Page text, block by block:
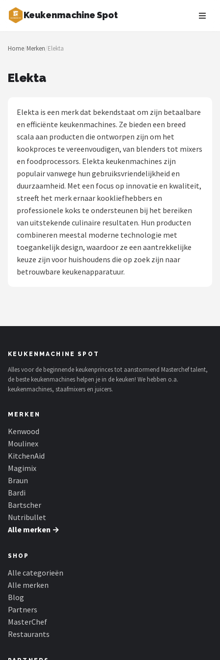
Keukenmachine Spot
Zoeken
NAVIGATIE
Blog
MasterChef
Restaurants
Keukenmachines
Staafmixers
Juicers
Shop
Magimix
Bardi
Bartscher
Nutribullet
KitchenBrothers
Philips
Home/Merken/Elekta
Elekta
Elekta is een merk dat bekendstaat om zijn betaalbare
en efficiënte keukenmachines. Ze bieden een breed
scala aan producten die ontworpen zijn om het
kookproces te vereenvoudigen, van blenders tot mixers
en foodprocessors. Elekta keukenmachines zijn
populair vanwege hun gebruiksvriendelijkheid en
duurzaamheid. Met een focus op innovatie en kwaliteit,
streeft het merk ernaar kookliefhebbers en
professionele koks te ondersteunen bij het bereiken
van uitstekende culinaire resultaten. Hun producten
combineren meestal moderne technologie met
toegankelijk design, waardoor ze een aantrekkelijke
keuze zijn voor huishoudens die op zoek zijn naar
betrouwbare keukenapparatuur.
KEUKENMACHINE SPOT
Alles voor de beginnende keukenprinces tot aanstormend Masterchef talent,
de beste keukenmachines helpen je in de keuken! We hebben o.a.
keukenmachines, staafmixers en juicers.
MERKEN
Kenwood
Moulinex
KitchenAid
Magimix
Braun
Bardi
Bartscher
Nutribullet
Alle merken →
SHOP
Alle categorieën
Alle merken
Blog
Partners
MasterChef
Restaurants